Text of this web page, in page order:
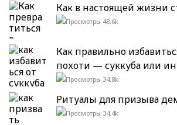
Как в настоящей жизни
48.6k
Как правильно
похоти — суккуба или
34.8k
Ритуалы для призыва
34.4k